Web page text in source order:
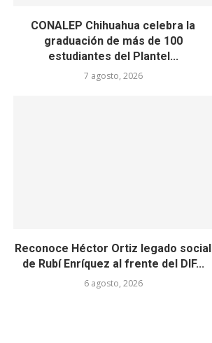
CONALEP Chihuahua celebra la
graduación de más de 100
estudiantes del Plantel...
7 agosto, 2026
Reconoce Héctor Ortiz legado social
de Rubí Enríquez al frente del DIF...
6 agosto, 2026